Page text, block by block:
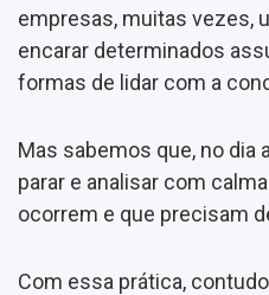
empresas, muitas vezes,
encarar determinados
formas de lidar com a
Mas sabemos que, no dia
parar e analisar com
ocorrem e que precisam
Com essa prática,